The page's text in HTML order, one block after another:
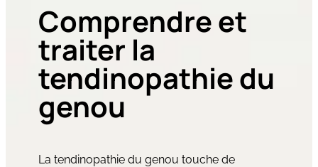
Comprendre et
traiter la
tendinopathie du
genou
La tendinopathie du genou touche de